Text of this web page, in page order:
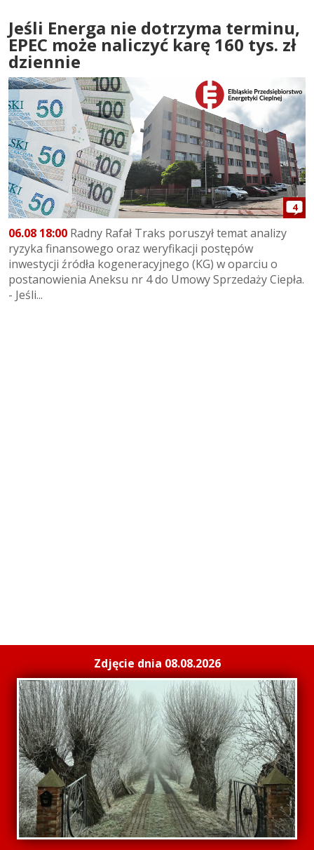
Jeśli Energa nie dotrzyma terminu,
EPEC może naliczyć karę 160 tys. zł
dziennie
4
06.08 18:00 Radny Rafał Traks poruszył temat analizy
ryzyka finansowego oraz weryfikacji postępów
inwestycji źródła kogeneracyjnego (KG) w oparciu o
postanowienia Aneksu nr 4 do Umowy Sprzedaży Ciepła.
- Jeśli...
Zdjęcie dnia 08.08.2026